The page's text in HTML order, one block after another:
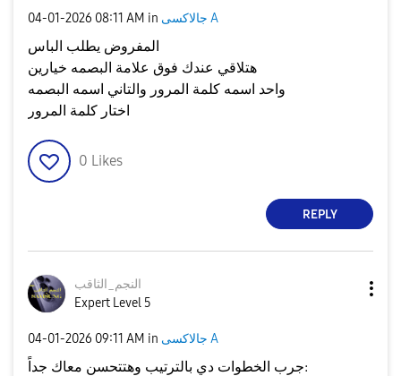
‎04-01-2026 08:11 AM in جالاكسى A
المفروض يطلب الباس
هتلاقي عندك فوق علامة البصمه خيارين
واحد اسمه كلمة المرور والتاني اسمه البصمه
اختار كلمة المرور
0 Likes
REPLY
النجم_الثاقب
Expert Level 5
‎04-01-2026 09:11 AM in جالاكسى A
جرب الخطوات دي بالترتيب وهتتحسن معاك جداً: